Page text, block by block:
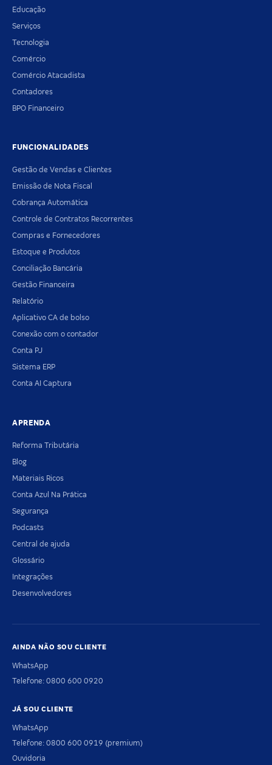
Educação
Serviços
Tecnologia
Comércio
Comércio Atacadista
Contadores
BPO Financeiro
FUNCIONALIDADES
Gestão de Vendas e Clientes
Emissão de Nota Fiscal
Cobrança Automática
Controle de Contratos Recorrentes
Compras e Fornecedores
Estoque e Produtos
Conciliação Bancária
Gestão Financeira
Relatório
Aplicativo CA de bolso
Conexão com o contador
Conta PJ
Sistema ERP
Conta AI Captura
APRENDA
Reforma Tributária
Blog
Materiais Ricos
Conta Azul Na Prática
Segurança
Podcasts
Central de ajuda
Glossário
Integrações
Desenvolvedores
AINDA NÃO SOU CLIENTE
WhatsApp
Telefone: 0800 600 0920
JÁ SOU CLIENTE
WhatsApp
Telefone: 0800 600 0919 (premium)
Ouvidoria